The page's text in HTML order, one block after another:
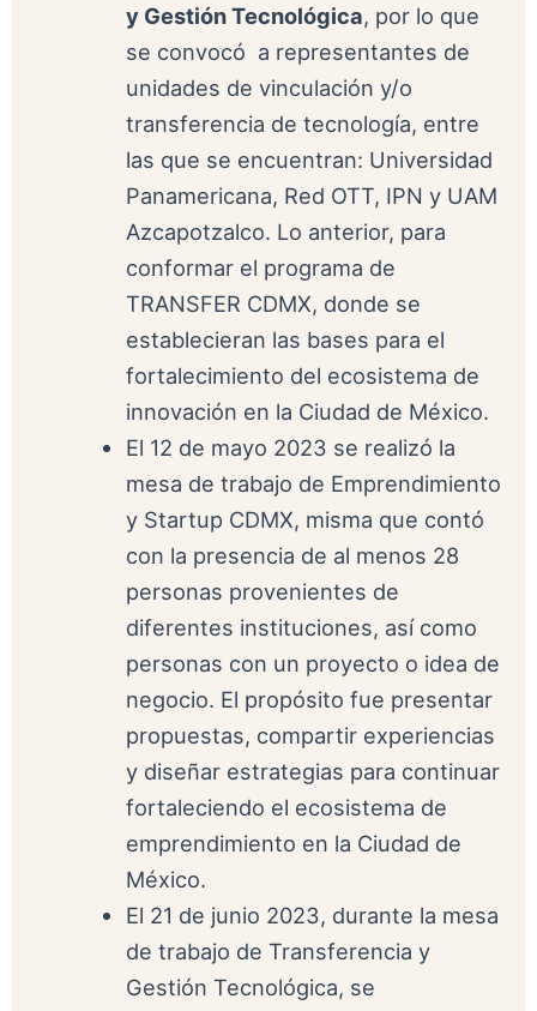
y Gestión Tecnológica, por lo que
se convocó a representantes de
unidades de vinculación y/o
transferencia de tecnología, entre
las que se encuentran: Universidad
Panamericana, Red OTT, IPN y UAM
Azcapotzalco. Lo anterior, para
conformar el programa de
TRANSFER CDMX, donde se
establecieran las bases para el
fortalecimiento del ecosistema de
innovación en la Ciudad de México.
El 12 de mayo 2023 se realizó la
mesa de trabajo de Emprendimiento
y Startup CDMX, misma que contó
con la presencia de al menos 28
personas provenientes de
diferentes instituciones, así como
personas con un proyecto o idea de
negocio. El propósito fue presentar
propuestas, compartir experiencias
y diseñar estrategias para continuar
fortaleciendo el ecosistema de
emprendimiento en la Ciudad de
México.
El 21 de junio 2023, durante la mesa
de trabajo de Transferencia y
Gestión Tecnológica, se